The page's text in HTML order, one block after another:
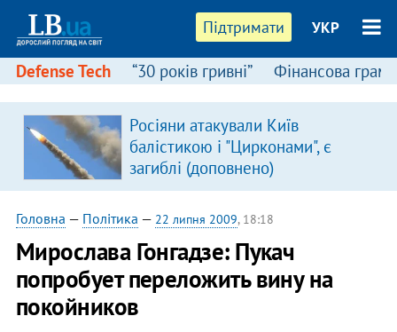
Підтримати УКР
Defense Tech “30 років гривні” Фінансова
Росіяни атакували Київ
балістикою і "Цирконами", є
загиблі (доповнено)
Головна — Політика — 22 липня 2009, 18:18
Мирослава Гонгадзе: Пукач
попробует переложить вину на
покойников